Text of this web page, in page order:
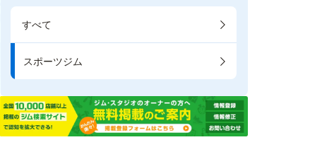
すべて
スポーツジム